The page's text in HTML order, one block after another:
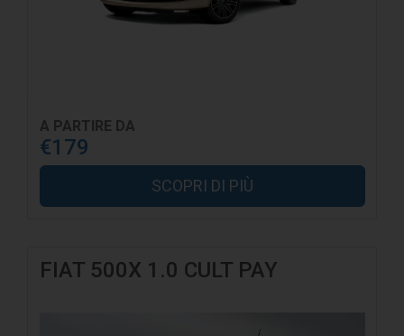
A PARTIRE DA
€179
SCOPRI DI PIÙ
FIAT 500X 1.0 CULT PAY